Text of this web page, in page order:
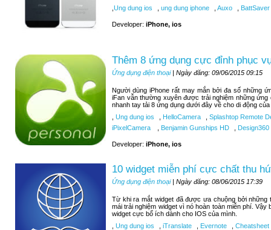
Ung dung ios ung dung iphone Auxo BattSaver
Developer: iPhone, ios
Thêm 8 ứng dụng cực đỉnh phục
Ứng dụng điện thoại| Ngày đăng: 09/06/2015 09:15
Người dùng iPhone rất may mắn bởi đa số những
iFan vẫn thường xuyên được trải nghiệm những
nhanh tay tải 8 ứng dụng dưới đây về cho di động
Ung dung ios HelloCamera
Splashtop Remote
iPixelCamera
Benjamin Gunships HD Design360
Developer: iPhone, ios
10 widget miễn phí cực chất thu
Ứng dụng điện thoại| Ngày đăng: 08/06/2015 17:39
Từ khi ra mắt widget đã được ưa chuộng bởi
mái trải nghiệm widget vì nó hoàn toàn miễn phí.
widget cực bổ ích dành cho IOS của mình.
Ung dung ios iTranslate Evernote
Cheatsheet